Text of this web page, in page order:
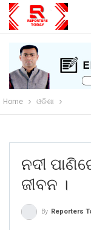
Home ଓଡିଶା
ନଦୀ
ଜୀବନ ।
By Reporters